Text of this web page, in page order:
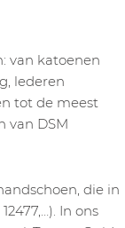
van katoenen
lederen
tot de meest
van DSM
die in
In ons